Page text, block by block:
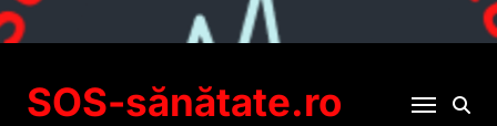
SOS-sănătate.ro